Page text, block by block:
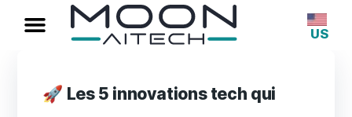
US
🚀 Les 5 innovations tech qui